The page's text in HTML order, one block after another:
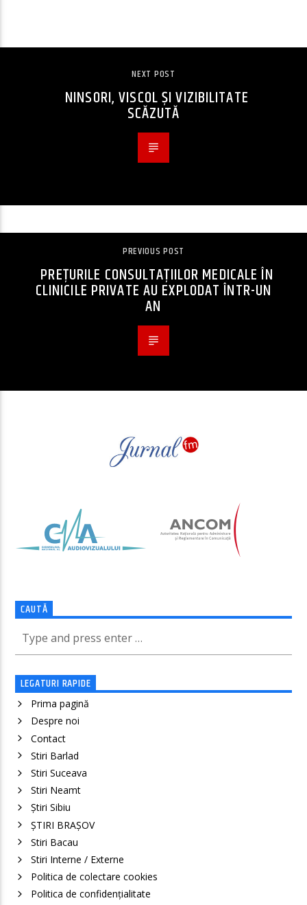
NEXT POST
NINSORI, VISCOL ȘI VIZIBILITATE
SCĂZUTĂ
PREVIOUS POST
PREŢURILE CONSULTAŢIILOR MEDICALE ÎN
CLINICILE PRIVATE AU EXPLODAT ÎNTR-UN
AN
CAUTĂ
LEGATURI RAPIDE
Prima pagină
Despre noi
Contact
Stiri Barlad
Stiri Suceava
Stiri Neamt
Știri Sibiu
ȘTIRI BRAȘOV
Stiri Bacau
Stiri Interne / Externe
Politica de colectare cookies
Politica de confidenţialitate